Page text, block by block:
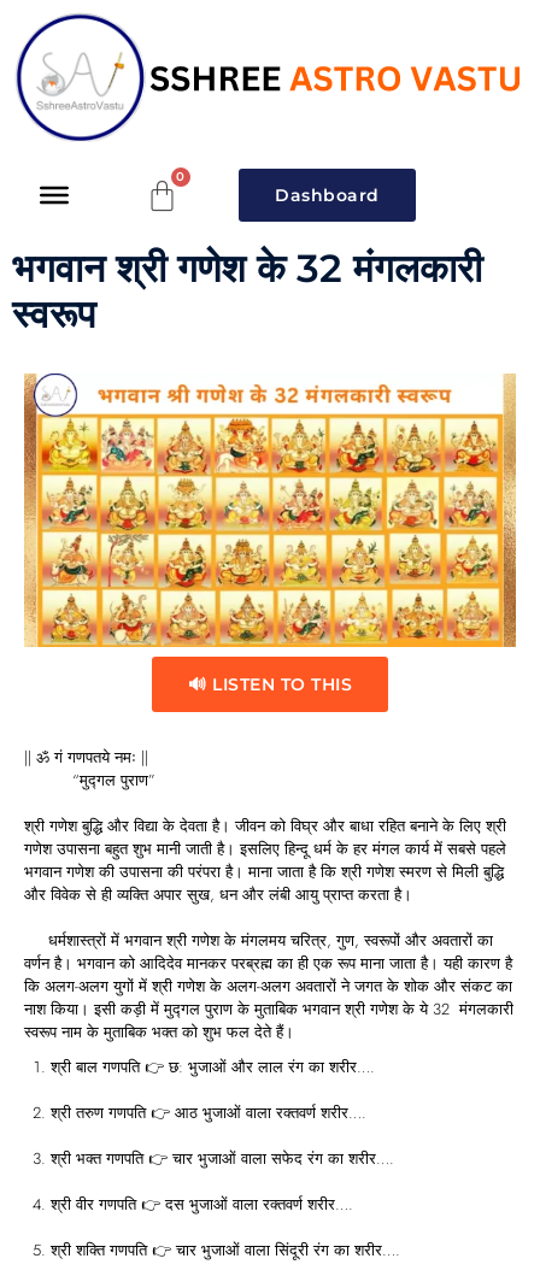
Dashboard
भगवान श्री गणेश के 32 मंगलकारी
स्वरूप
🔊 LISTEN TO THIS
|| ॐ गं गणपतये नमः ||
“मुद्गल पुराण”
श्री गणेश बुद्धि और विद्या के देवता है। जीवन को विघ्र और बाधा रहित बनाने के लिए श्री
गणेश उपासना बहुत शुभ मानी जाती है। इसलिए हिन्दू धर्म के हर मंगल कार्य में सबसे पहले
भगवान गणेश की उपासना की परंपरा है। माना जाता है कि श्री गणेश स्मरण से मिली बुद्धि
और विवेक से ही व्यक्ति अपार सुख, धन और लंबी आयु प्राप्त करता है।
धर्मशास्त्रों में भगवान श्री गणेश के मंगलमय चरित्र, गुण, स्वरूपों और अवतारों का
वर्णन है। भगवान को आदिदेव मानकर परब्रह्म का ही एक रूप माना जाता है। यही कारण है
कि अलग-अलग युगों में श्री गणेश के अलग-अलग अवतारों ने जगत के शोक और संकट का
नाश किया। इसी कड़ी में मुद्गल पुराण के मुताबिक भगवान श्री गणेश के ये 32 मंगलकारी
स्वरूप नाम के मुताबिक भक्त को शुभ फल देते हैं।
श्री बाल गणपति 👉 छ: भुजाओं और लाल रंग का शरीर….
श्री तरुण गणपति 👉 आठ भुजाओं वाला रक्तवर्ण शरीर….
श्री भक्त गणपति 👉 चार भुजाओं वाला सफेद रंग का शरीर….
श्री वीर गणपति 👉 दस भुजाओं वाला रक्तवर्ण शरीर….
श्री शक्ति गणपति 👉 चार भुजाओं वाला सिंदूरी रंग का शरीर….